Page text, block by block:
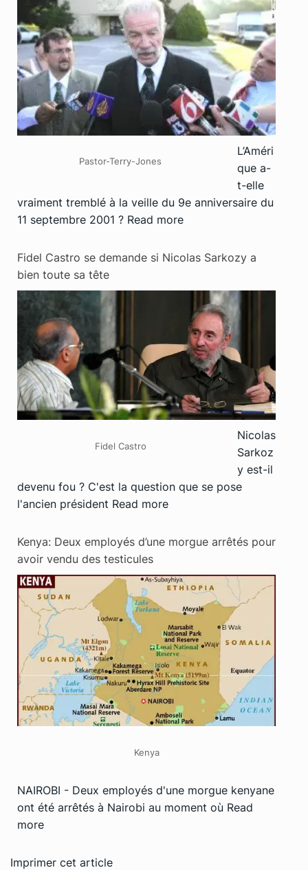
Pastor-Terry-Jones
L’Améri
que a-
t-elle
vraiment tremblé à la veille du 9e anniversaire du
11 septembre 2001 ? Read more
Fidel Castro se demande si Nicolas Sarkozy a
bien toute sa tête
Fidel Castro
Nicolas
Sarkoz
y est-il
devenu fou ? C'est la question que se pose
l'ancien président Read more
Kenya: Deux employés d’une morgue arrêtés pour
avoir vendu des testicules
Kenya
NAIROBI - Deux employés d'une morgue kenyane
ont été arrêtés à Nairobi au moment où Read
more
Imprimer cet article